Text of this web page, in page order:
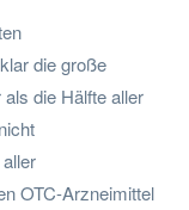
die große
die Hälfte aller
OTC-Arzneimittel